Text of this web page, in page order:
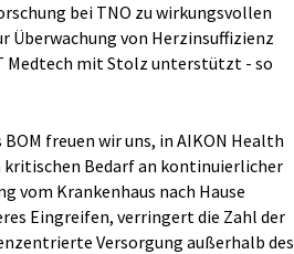
bei TNO zu wirkungsvollen
Überwachung von Herzinsuffizienz
Medtech mit Stolz unterstützt - so
freuen wir uns, in AIKON Health
kritischen Bedarf an kontinuierlicher
vom Krankenhaus nach Hause
Eingreifen, verringert die Zahl der
Versorgung außerhalb des